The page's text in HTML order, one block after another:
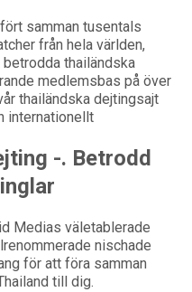
samman tusentals
från hela världen,
thailändska
medlemsbas på över
thailändska dejtingsajt
internationellt
-. Betrodd
Medias väletablerade
nischade
för att föra samman
till dig.